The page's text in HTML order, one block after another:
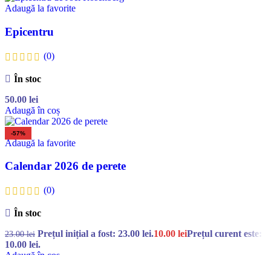
Adaugă la favorite
Epicentru
(0)
În stoc
50.00 lei
Adaugă în coș
-57%
Adaugă la favorite
Calendar 2026 de perete
(0)
În stoc
23.00lei Prețul inițial a fost: 23.00 lei.10.00 leiPrețul curent este:
10.00 lei.